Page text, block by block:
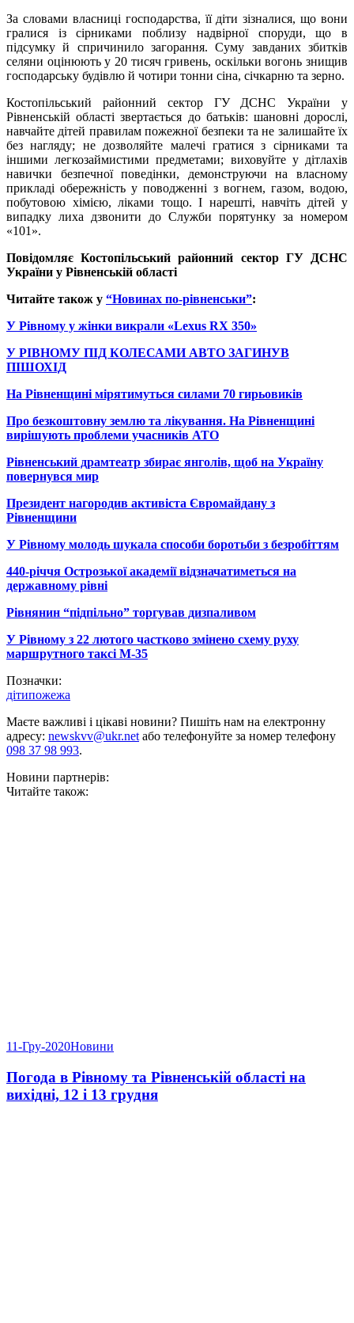
За словами власниці господарства, її діти зізналися, що вони
гралися із сірниками поблизу надвірної споруди, що в
підсумку й спричинило загорання. Суму завданих збитків
селяни оцінюють у 20 тисяч гривень, оскільки вогонь знищив
господарську будівлю й чотири тонни сіна, січкарню та зерно.
Костопільський районний сектор ГУ ДСНС України у
Рівненській області звертається до батьків: шановні дорослі,
навчайте дітей правилам пожежної безпеки та не залишайте їх
без нагляду; не дозволяйте малечі гратися з сірниками та
іншими легкозаймистими предметами; виховуйте у дітлахів
навички безпечної поведінки, демонструючи на власному
прикладі обережність у поводженні з вогнем, газом, водою,
побутовою хімією, ліками тощо. І нарешті, навчіть дітей у
випадку лиха дзвонити до Служби порятунку за номером
«101».
Повідомляє Костопільський районний сектор ГУ ДСНС
України у Рівненській області
Читайте також у “Новинах по-рівненськи”:
У Рівному у жінки викрали «Lexus RX 350»
У РІВНОМУ ПІД КОЛЕСАМИ АВТО ЗАГИНУВ
ПІШОХІД
На Рівненщині мірятимуться силами 70 гирьовиків
Про безкоштовну землю та лікування. На Рівненщині
вирішують проблеми учасників АТО
Рівненський драмтеатр збирає янголів, щоб на Україну
повернувся мир
Президент нагородив активіста Євромайдану з
Рівненщини
У Рівному молодь шукала способи боротьби з безробіттям
440-річчя Острозької академії відзначатиметься на
державному рівні
Рівнянин “підпільно” торгував дизпаливом
У Рівному з 22 лютого частково змінено схему руху
маршрутного таксі М-35
Позначки:
дітипожежа
Маєте важливі і цікаві новини? Пишіть нам на електронну
адресу: newskvv@ukr.netабо телефонуйте за номер телефону
098 37 98 993.
Новини партнерів:
Читайте також:
11-Гру-2020Новини
Погода в Рівному та Рівненській області на
вихідні, 12 і 13 грудня